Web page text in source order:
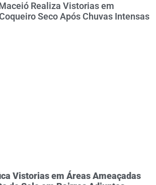
Realiza Vistorias em
Seco Após Chuvas Intensas
Vistorias em Áreas Ameaçadas